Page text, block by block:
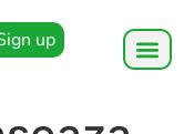
up